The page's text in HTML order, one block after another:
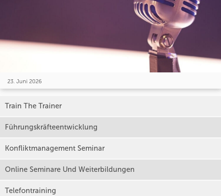
23. Juni 2026
Train The Trainer
Führungskräfteentwicklung
Konfliktmanagement Seminar
Online Seminare Und Weiterbildungen
Telefontraining